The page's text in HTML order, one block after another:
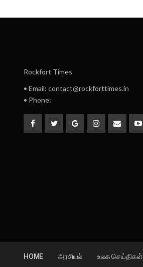
Rockfort Times
• Email: contact@rockforttimes.in
• Phone:
HOME அரசியல் உலக செய்திகள்